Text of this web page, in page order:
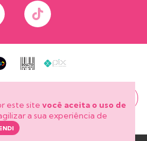
este site você aceita o uso de
a sua experiência de